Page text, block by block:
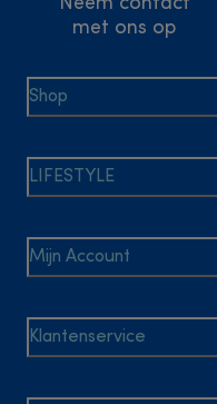
Neem contact
met ons op
Shop
LIFESTYLE
Mijn Account
Klantenservice